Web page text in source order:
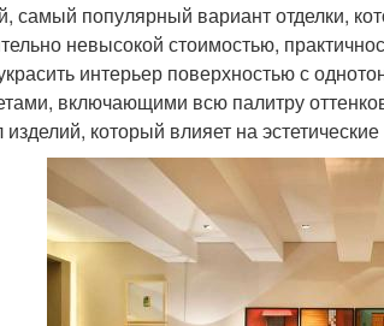
самый популярный вариант отделки,
невысокой стоимостью,
интерьер поверхностью с
включающими всю палитру
который влияет на